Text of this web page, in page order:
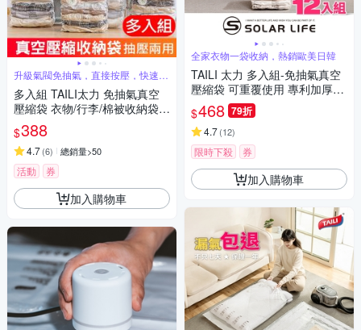
升級氣閥免抽氣，直接按壓，快速排
氣
多入組 TAILI太力 免抽氣真空
壓縮袋 衣物/行李/棉被收納袋
平面/立體任選
$388
4.7(6) 總銷量>50
活動 券
加入購物車
全家衣物一袋收納，熱銷歐美日韓
TAILI 太力 多入組-免抽氣真空
壓縮袋 可重覆使用 專利加厚款.
衣服收納袋 棉被壓縮袋 手壓真
空袋 換季行李 旅行收納袋
$468 79折
4.7(12)
限時下殺 券
加入購物車